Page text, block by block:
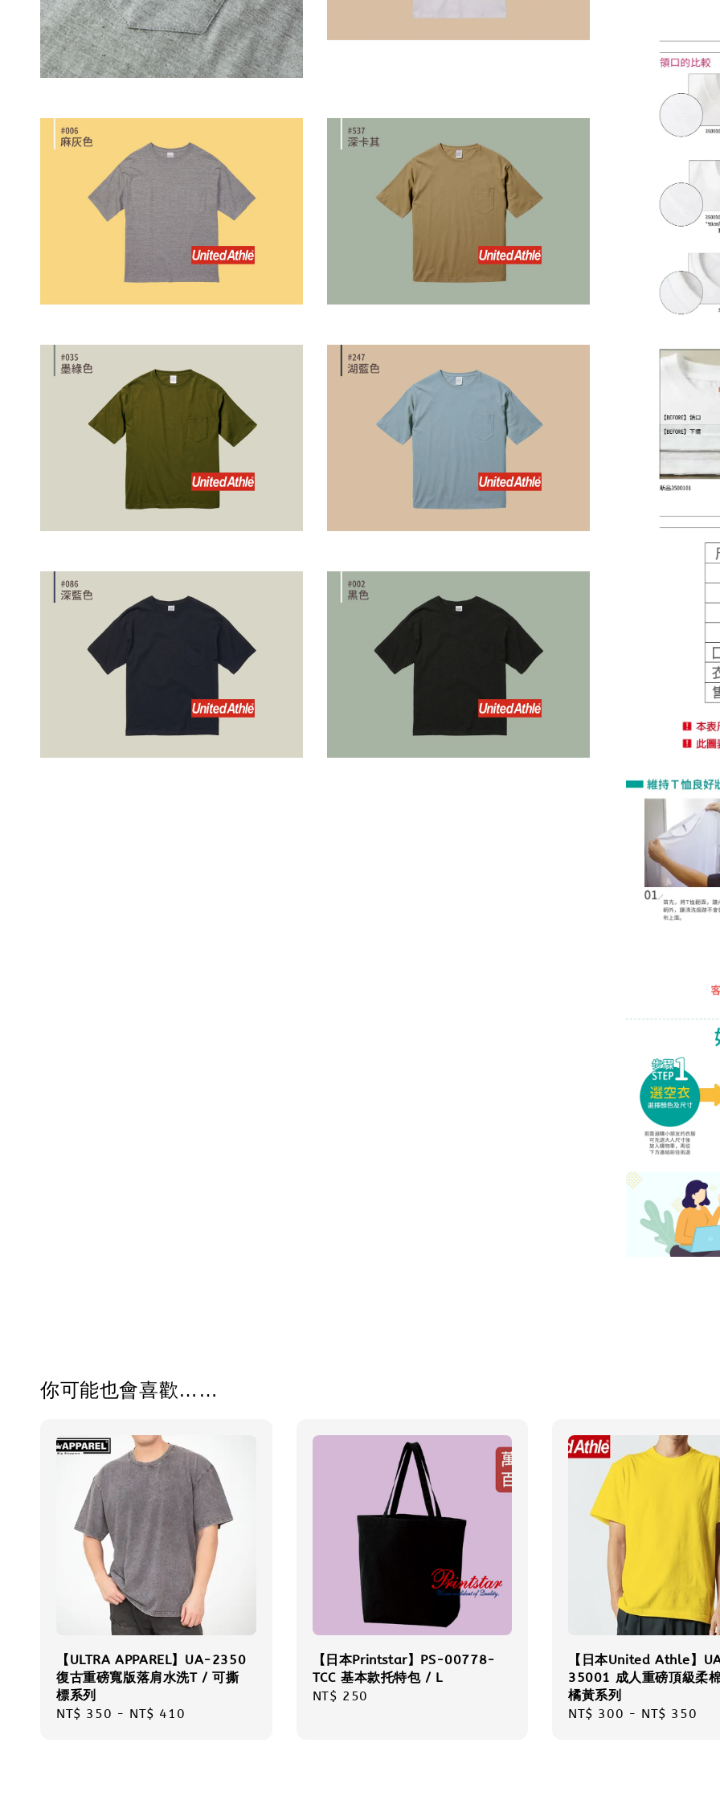
你可能也會喜歡……
【ULTRA APPAREL】UA-2350
復古重磅寬版落肩水洗T / 可撕
標系列
Regular
NT$ 350 - NT$ 410
【日本Printstar】PS-00778-
TCC 基本款托特包 / L
Regular
NT$ 250
【日本United Athle】
35001 成人重磅頂級柔
橘黃系列
Regular
NT$ 300 - NT$ 350